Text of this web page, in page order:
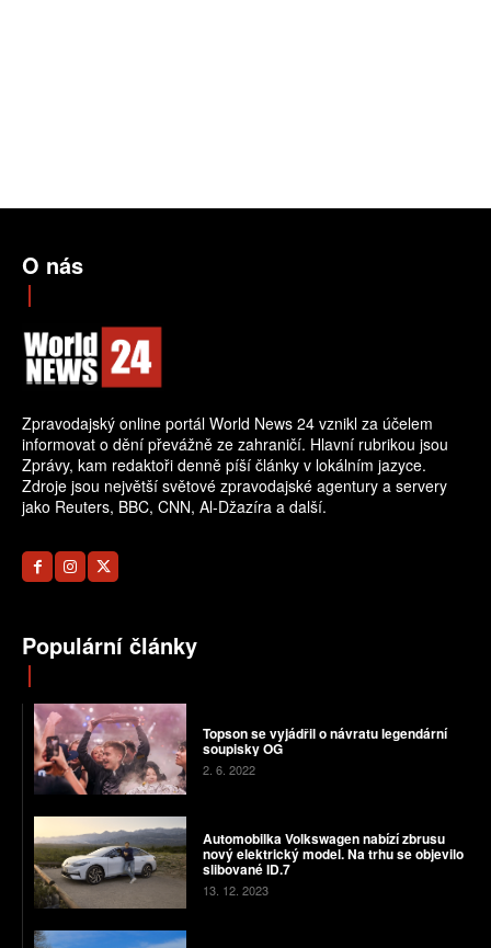
O nás
Zpravodajský online portál World News 24 vznikl za účelem
informovat o dění převážně ze zahraničí. Hlavní rubrikou jsou
Zprávy, kam redaktoři denně píší články v lokálním jazyce.
Zdroje jsou největší světové zpravodajské agentury a servery
jako Reuters, BBC, CNN, Al-Džazíra a další.
Populární články
Topson se vyjádřil o návratu legendární
soupisky OG
2. 6. 2022
Automobilka Volkswagen nabízí zbrusu
nový elektrický model. Na trhu se objevilo
slibované ID.7
13. 12. 2023